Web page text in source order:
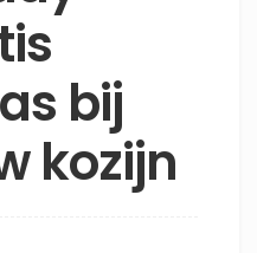
bij
kozijn